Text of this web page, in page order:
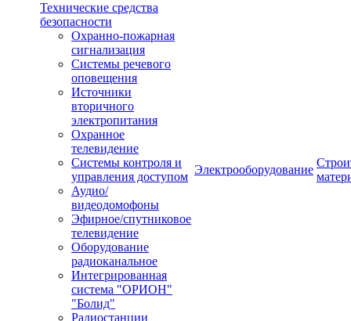
Технические средства
безопасности
Охранно-пожарная
сигнализация
Системы речевого
оповещения
Источники
вторичного
электропитания
Охранное
телевидение
Системы контроля и
управления доступом
Аудио/
видеодомофоны
Эфирное/спутниковое
телевидение
Оборудование
радиоканальное
Интегрированная
система "ОРИОН"
"Болид"
Радиостанции
Электрооборудование